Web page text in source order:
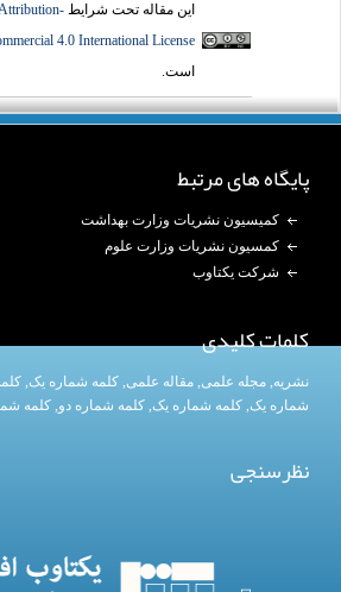
این مقاله تحت شرایطAttribution-
4.0 International License
است.
پایگاه های مرتبط
کمیسیون نشریات وزارت بهداشت
کمسیون نشریات وزارت علوم
شرکت یکتاوب
کلمات کلیدی
نشریه,مجله علمی,مقاله علمی,کلمه شماره یک, کلمه
شماره یک,کلمه شماره یک, کلمه شماره دو,کلمه
نظرسنجی